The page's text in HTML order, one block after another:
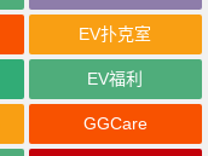
EV扑克室
EV福利
GGCare